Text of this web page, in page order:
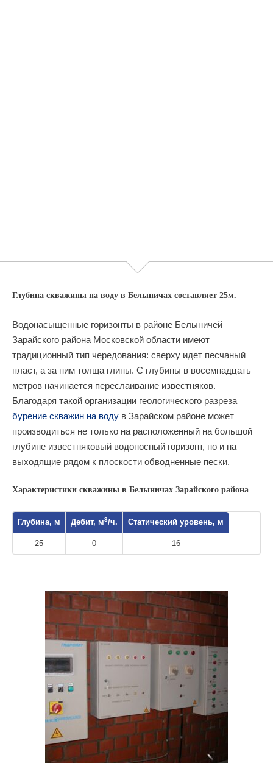
Глубина скважины на воду в Белыничах составляет 25м.
Водонасыщенные горизонты в районе Белыничей
Зарайского района Московской области имеют
традиционный тип чередования: сверху идет песчаный
пласт, а за ним толща глины. С глубины в восемнадцать
метров начинается переслаивание известняков.
Благодаря такой организации геологического разреза
бурение скважин на воду в Зарайском районе может
производиться не только на расположенный на большой
глубине известняковый водоносный горизонт, но и на
выходящие рядом к плоскости обводненные пески.
Характеристики скважины в Белыничах Зарайского района
Глубина, м Дебит, м3/ч. Статический уровень, м
25 0 16